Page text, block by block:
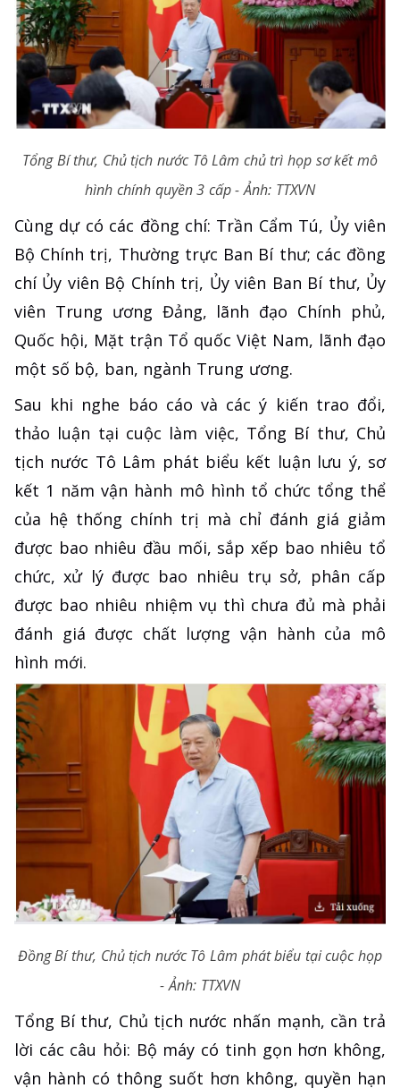
Tổng Bí thư, Chủ tịch nước Tô Lâm chủ trì họp sơ kết mô
hình chính quyền 3 cấp - Ảnh: TTXVN
Cùng dự có các đồng chí: Trần Cẩm Tú, Ủy viên
Bộ Chính trị, Thường trực Ban Bí thư; các đồng
chí Ủy viên Bộ Chính trị, Ủy viên Ban Bí thư, Ủy
viên Trung ương Đảng, lãnh đạo Chính phủ,
Quốc hội, Mặt trận Tổ quốc Việt Nam, lãnh đạo
một số bộ, ban, ngành Trung ương.
Sau khi nghe báo cáo và các ý kiến trao đổi,
thảo luận tại cuộc làm việc, Tổng Bí thư, Chủ
tịch nước Tô Lâm phát biểu kết luận lưu ý, sơ
kết 1 năm vận hành mô hình tổ chức tổng thể
của hệ thống chính trị mà chỉ đánh giá giảm
được bao nhiêu đầu mối, sắp xếp bao nhiêu tổ
chức, xử lý được bao nhiêu trụ sở, phân cấp
được bao nhiêu nhiệm vụ thì chưa đủ mà phải
đánh giá được chất lượng vận hành của mô
hình mới.
Đồng Bí thư, Chủ tịch nước Tô Lâm phát biểu tại cuộc họp
- Ảnh: TTXVN
Tổng Bí thư, Chủ tịch nước nhấn mạnh, cần trả
lời các câu hỏi: Bộ máy có tinh gọn hơn không,
vận hành có thông suốt hơn không, quyền hạn